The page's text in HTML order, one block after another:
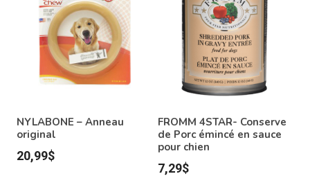
NYLABONE – Anneau
original
20,99$
FROMM 4STAR- Conserve
de Porc émincé en sauce
pour chien
7,29$